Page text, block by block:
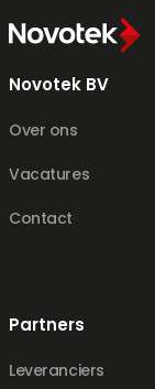
Novotek BV
Over ons
Vacatures
Contact
Partners
Leveranciers